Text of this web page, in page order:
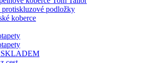
protiskluzové podložky
koberce
SKLADEM